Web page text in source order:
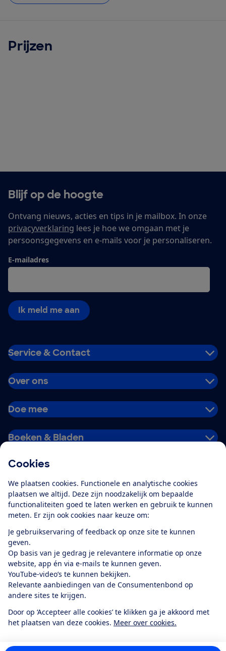
Cookies
We plaatsen cookies. Functionele en analytische cookies
plaatsen we altijd. Deze zijn noodzakelijk om bepaalde
functionaliteiten goed te laten werken en gebruik te kunnen
meten. Er zijn ook cookies naar keuze om:
Je gebruikservaring of feedback op onze site te kunnen
geven.
Op basis van je gedrag je relevantere informatie op onze
website, app én via e-mails te kunnen geven.
YouTube-video’s te kunnen bekijken.
Relevante aanbiedingen van de Consumentenbond op
andere sites te krijgen.
Door op ‘Accepteer alle cookies’ te klikken ga je akkoord met
het plaatsen van deze cookies. Meer over cookies.
Prijzen
Blijf op de hoogte
Ontvang nieuws, acties en tips in je mailbox. In onze
privacyverklaring lees je hoe we omgaan met je
persoonsgegevens en e-mails voor je personaliseren.
E-mailadres
Ik meld me aan
Service & Contact
Over ons
Doe mee
Boeken & Bladen
Alles over de
app
Algemene Voorwaarden
Privacyverklaring
Cookiebeleid
Privacyvoorkeuren
Toegankelijkheid
RSS-feed nieuws
Facebook
TwitterInstagram
YoutubeLinkedIn
12.901consumentenbeoordelen de Consumentenbondmet gemiddeld